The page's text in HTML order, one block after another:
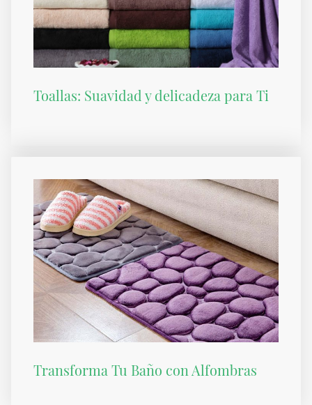
Toallas: Suavidad y delicadeza para Ti
Transforma Tu Baño con Alfombras